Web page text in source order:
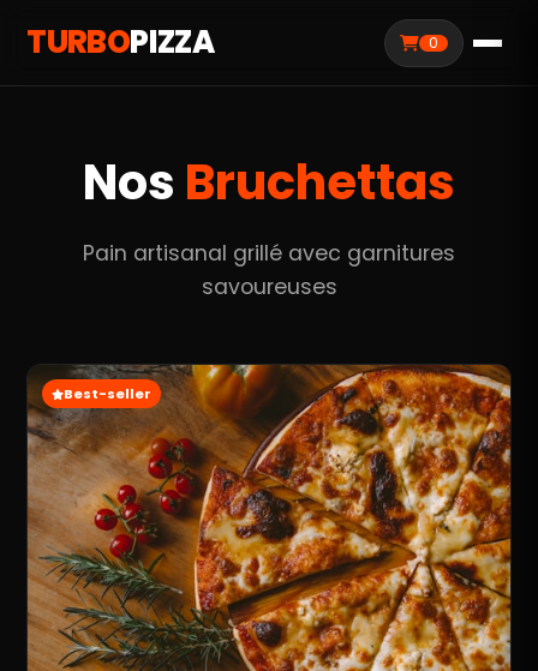
TURBOPIZZA 0
Nos Bruchettas
Pain artisanal grillé avec garnitures
savoureuses
Best-seller